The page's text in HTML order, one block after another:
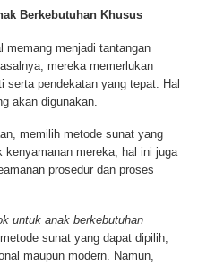
Berkebutuhan Khusus
memang menjadi tantangan
mereka memerlukan
serta pendekatan yang tepat. Hal
akan digunakan.
memilih metode sunat yang
mereka, hal ini juga
prosedur dan proses
untuk anak berkebutuhan
sunat yang dapat dipilih;
maupun modern. Namun,